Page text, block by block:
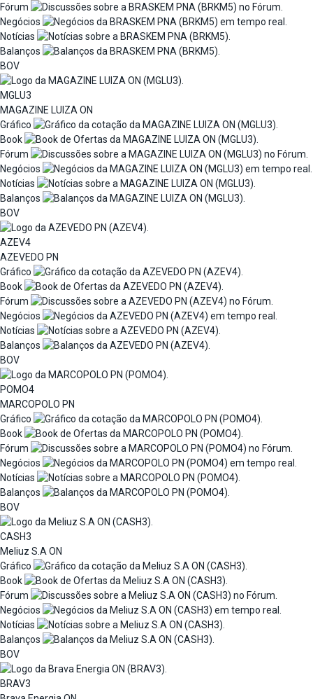
Fórum
Negócios
Notícias
Balanços
BOV
MGLU3
MAGAZINE LUIZA ON
Gráfico
Book
Fórum
Negócios
Notícias
Balanços
BOV
AZEV4
AZEVEDO PN
Gráfico
Book
Fórum
Negócios
Notícias
Balanços
BOV
POMO4
MARCOPOLO PN
Gráfico
Book
Fórum
Negócios
Notícias
Balanços
BOV
CASH3
Meliuz S.A ON
Gráfico
Book
Fórum
Negócios
Notícias
Balanços
BOV
BRAV3